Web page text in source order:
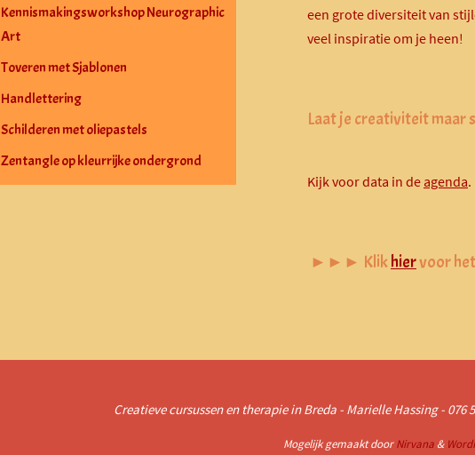
een grote diversiteit van
veel inspiratie om je heen!
Laat je creativiteit maar
Kijk voor data in de agenda.
►►► Klikhiervoor
Kennismakingsworkshop Neurographic
Art
Toveren met Sjablonen
Handlettering
Schilderen met oliepastels
Zentangle op kleurrijke ondergrond
Creatieve cursussen en therapie in Breda - Marielle Hassing - 076
Mogelijk gemaakt doorNirvana &